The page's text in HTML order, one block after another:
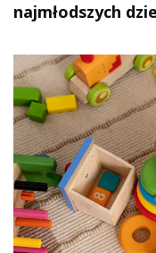
najmłodszych